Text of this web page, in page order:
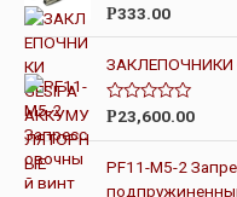
и
з
О
е
н
к
а
и
з
Р333.00
ЗАКЛЕПОЧНИКИ
О
е
н
к
а
Р23,600.00
PF11-M5-2